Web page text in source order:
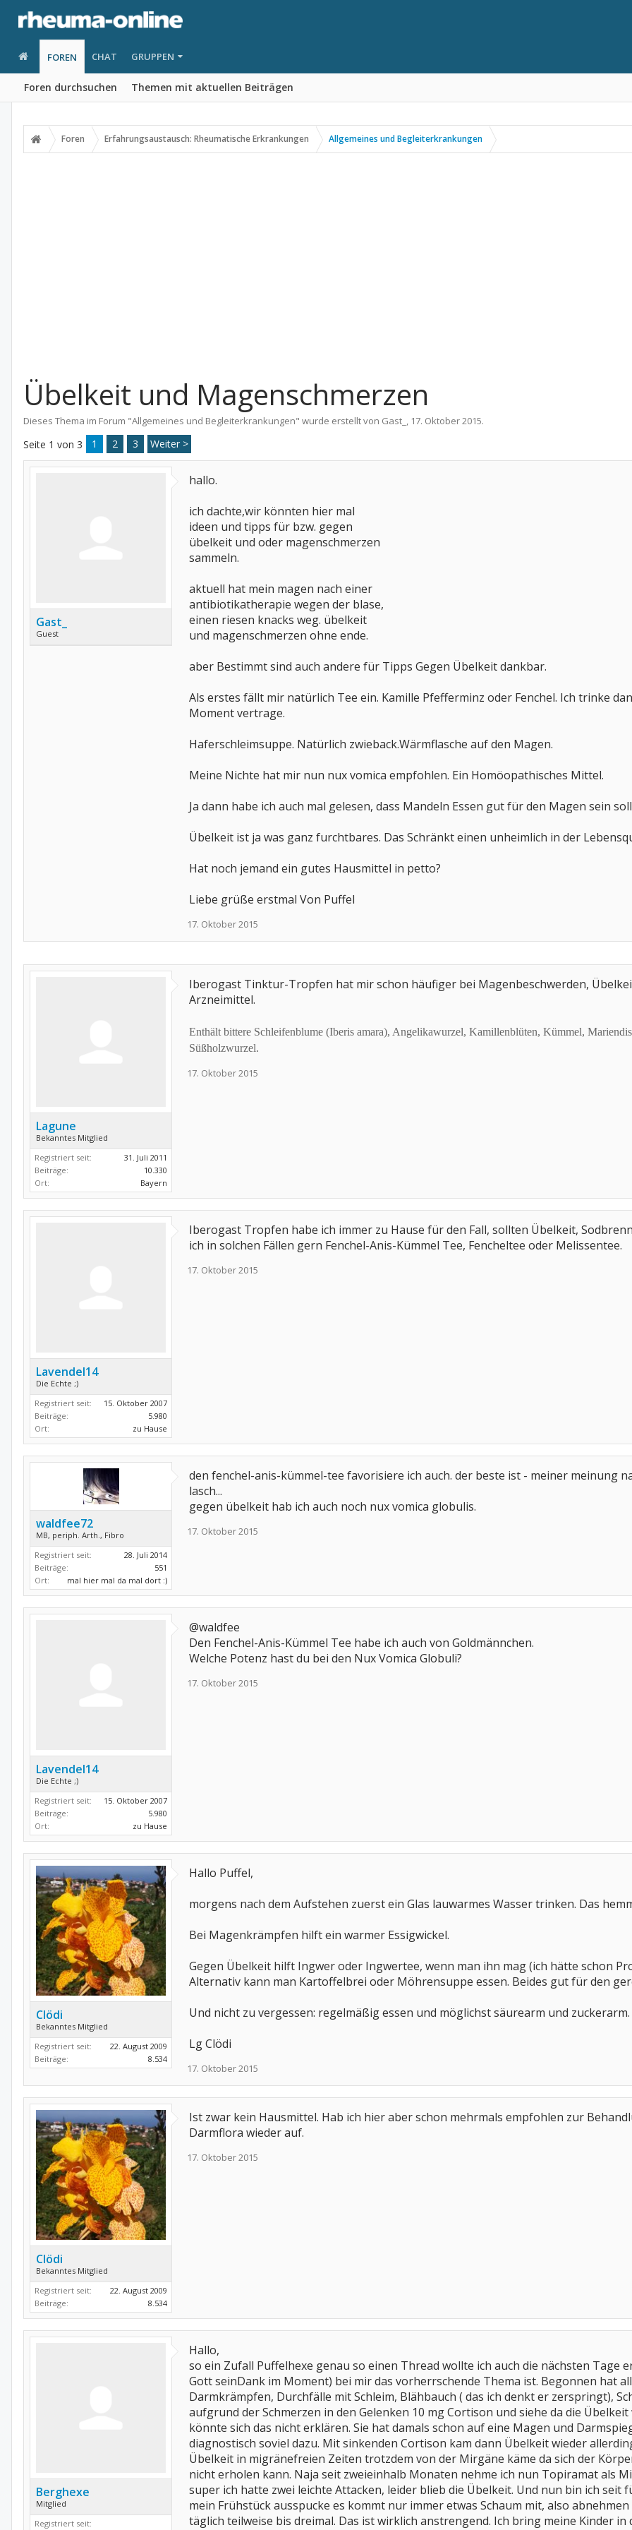
FOREN
Foren durchsuchen Themen mit aktuellen Beiträgen
CHAT GRUPPEN
Foren Erfahrungsaustausch: Rheumatische Erkrankungen Allgemeines und Begleiterkrankungen
Übelkeit und Magenschmerzen
Dieses Thema im Forum "Allgemeines und Begleiterkrankungen" wurde erstellt von Gast_ , 17. Oktober 2015.
Seite 1 von 3 1 2 3 Weiter >
Gast_
Guest
hallo.
ich dachte,wir könnten hier mal
ideen und tipps für bzw. gegen
übelkeit und oder magenschmerzen
sammeln.
aktuell hat mein magen nach einer
antibiotikatherapie wegen der blase,
einen riesen knacks weg. übelkeit
und magenschmerzen ohne ende.
aber Bestimmt sind auch andere für Tipps Gegen Übelkeit dankbar.
Als erstes fällt mir natürlich Tee ein. Kamille Pfefferminz oder Fenchel. Ich trinke
Moment vertrage.
Haferschleimsuppe. Natürlich zwieback.Wärmflasche auf den Magen.
Meine Nichte hat mir nun nux vomica empfohlen. Ein Homöopathisches Mittel.
Ja dann habe ich auch mal gelesen, dass Mandeln Essen gut für den Magen sein
Übelkeit ist ja was ganz furchtbares. Das Schränkt einen unheimlich in der
Hat noch jemand ein gutes Hausmittel in petto?
Liebe grüße erstmal Von Puffel
17. Oktober 2015
Lagune
Bekanntes Mitglied
Registriert seit:
31. Juli 2011
Beiträge:
10.330
Ort:
Bayern
Iberogast Tinktur-Tropfen hat mir schon häufiger bei Magenbeschwerden,
Arzneimittel.
Enthält bittere Schleifenblume (Iberis amara), Angelikawurzel, Kamillenblüten, Kümmel,
Süßholzwurzel.
17. Oktober 2015
Lavendel14
Die Echte ;)
Registriert seit:
15. Oktober 2007
Beiträge:
5.980
Ort:
zu Hause
Iberogast Tropfen habe ich immer zu Hause für den Fall, sollten Übelkeit,
ich in solchen Fällen gern Fenchel-Anis-Kümmel Tee, Fencheltee oder Melissentee.
17. Oktober 2015
waldfee72
MB, periph. Arth., Fibro
Registriert seit:
28. Juli 2014
Beiträge:
551
Ort:
mal hier mal da mal dort :)
den fenchel-anis-kümmel-tee favorisiere ich auch. der beste ist - meiner meinung
lasch...
gegen übelkeit hab ich auch noch nux vomica globulis.
17. Oktober 2015
Lavendel14
Die Echte ;)
Registriert seit:
15. Oktober 2007
Beiträge:
5.980
Ort:
zu Hause
@waldfee
Den Fenchel-Anis-Kümmel Tee habe ich auch von Goldmännchen.
Welche Potenz hast du bei den Nux Vomica Globuli?
17. Oktober 2015
Clödi
Bekanntes Mitglied
Registriert seit:
22. August 2009
Beiträge:
8.534
Hallo Puffel,
morgens nach dem Aufstehen zuerst ein Glas lauwarmes Wasser trinken. Das
Bei Magenkrämpfen hilft ein warmer Essigwickel.
Gegen Übelkeit hilft Ingwer oder Ingwertee, wenn man ihn mag (ich hätte schon
Alternativ kann man Kartoffelbrei oder Möhrensuppe essen. Beides gut für den
Und nicht zu vergessen: regelmäßig essen und möglichst säurearm und zuckerarm.
Lg Clödi
17. Oktober 2015
Clödi
Bekanntes Mitglied
Registriert seit:
22. August 2009
Beiträge:
8.534
Ist zwar kein Hausmittel. Hab ich hier aber schon mehrmals empfohlen zur
Darmflora wieder auf.
17. Oktober 2015
Berghexe
Mitglied
Registriert seit:
Hallo,
so ein Zufall Puffelhexe genau so einen Thread wollte ich auch die nächsten Tage
Gott seinDank im Moment) bei mir das vorherrschende Thema ist. Begonnen hat
Darmkrämpfen, Durchfälle mit Schleim, Blähbauch ( das ich denkt er zerspringt),
aufgrund der Schmerzen in den Gelenken 10 mg Cortison und siehe da die
könnte sich das nicht erklären. Sie hat damals schon auf eine Magen und
diagnostisch soviel dazu. Mit sinkenden Cortison kam dann Übelkeit wieder
Übelkeit in migränefreien Zeiten trotzdem von der Mirgäne käme da sich der
nicht erholen kann. Naja seit zweieinhalb Monaten nehme ich nun Topiramat als
super ich hatte zwei leichte Attacken, leider blieb die Übelkeit. Und nun bin ich seit
mein Frühstück ausspucke es kommt nur immer etwas Schaum mit, also
täglich teilweise bis dreimal. Das ist wirklich anstrengend. Ich bring meine Kinder